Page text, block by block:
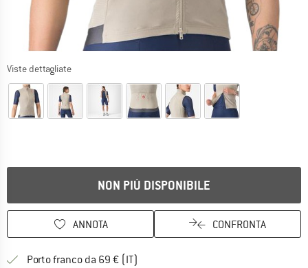
Viste dettagliate
NON PIÙ DISPONIBILE
ANNOTA CONFRONTA
Porto franco da 69 € (IT)